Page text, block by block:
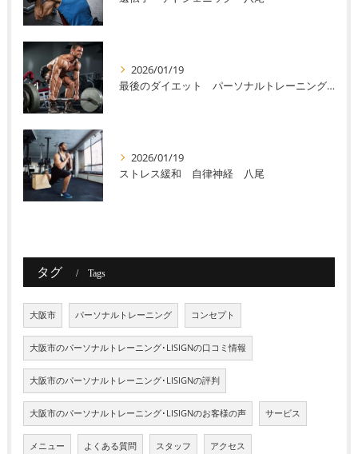
2026/01/19
最後のダイエット パーソナルトレーニング 八尾
2026/01/19
ストレス緩和 自律神経 八尾
タグ Tags
大阪市 パーソナルトレーニング コンセプト
大阪市のパーソナルトレーニング･LISIGNの口コミ情報
大阪市のパーソナルトレーニング･LISIGNの評判
大阪市のパーソナルトレーニング･LISIGNのお客様の声 サービス
メニュー よくある質問 スタッフ アクセス